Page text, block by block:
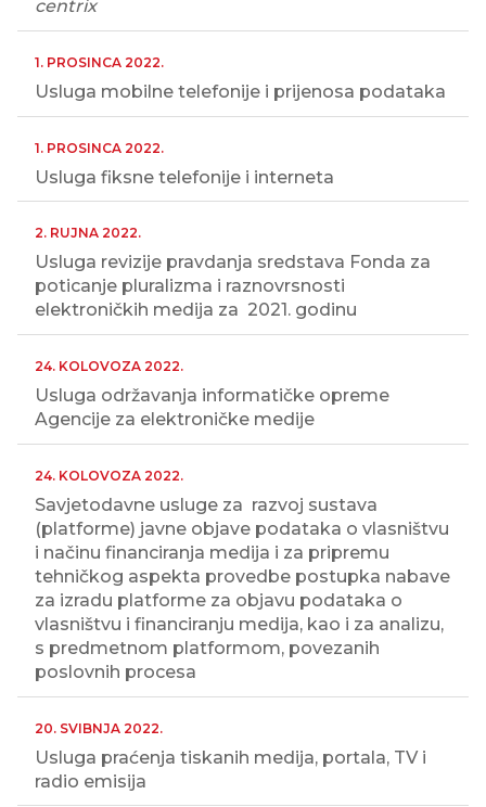
centrix
1. PROSINCA 2022.
Usluga mobilne telefonije i prijenosa podataka
1. PROSINCA 2022.
Usluga fiksne telefonije i interneta
2. RUJNA 2022.
Usluga revizije pravdanja sredstava Fonda za
poticanje pluralizma i raznovrsnosti
elektroničkih medija za 2021. godinu
24. KOLOVOZA 2022.
Usluga održavanja informatičke opreme
Agencije za elektroničke medije
24. KOLOVOZA 2022.
Savjetodavne usluge za razvoj sustava
(platforme) javne objave podataka o vlasništvu
i načinu financiranja medija i za pripremu
tehničkog aspekta provedbe postupka nabave
za izradu platforme za objavu podataka o
vlasništvu i financiranju medija, kao i za analizu,
s predmetnom platformom, povezanih
poslovnih procesa
20. SVIBNJA 2022.
Usluga praćenja tiskanih medija, portala, TV i
radio emisija